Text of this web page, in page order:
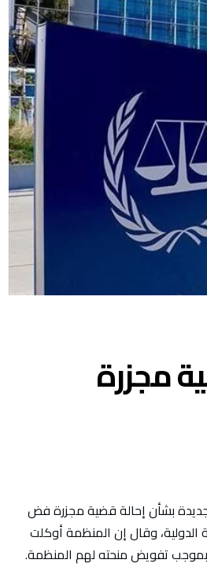
مجزرة
بشأن إحالة قضية مجزرة فض
2019، إلى المحكمة الجنائية الدولية، وقال إن المنظمة أوكلت
بموجب تفويض منحته لهم المنظمة.